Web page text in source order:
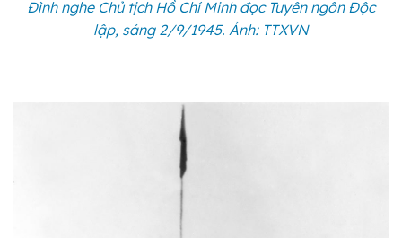
Đình nghe Chủ tịch Hồ Chí Minh đọc Tuyên ngôn Độc
lập, sáng 2/9/1945. Ảnh: TTXVN